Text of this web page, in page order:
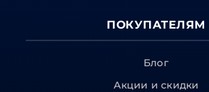
ПОКУПАТЕЛЯМ
Блог
Акции и скидки